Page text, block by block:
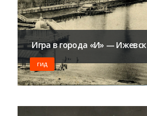
​ Игра в города «И» — Ижевск
ГИД